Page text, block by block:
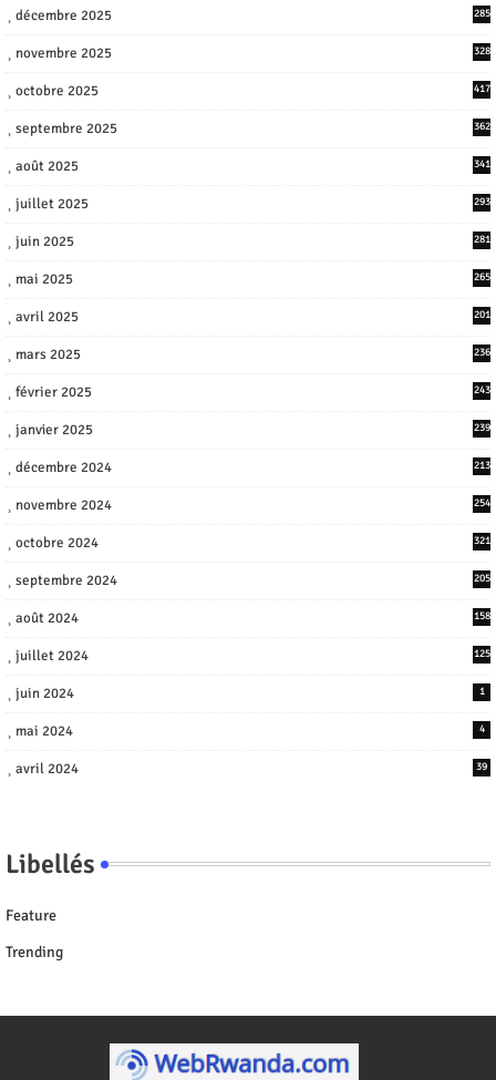
décembre 2025 285
novembre 2025 328
octobre 2025 417
septembre 2025 362
août 2025 341
juillet 2025 293
juin 2025 281
mai 2025 265
avril 2025 201
mars 2025 236
février 2025 243
janvier 2025 239
décembre 2024 213
novembre 2024 254
octobre 2024 321
septembre 2024 205
août 2024 158
juillet 2024 125
juin 2024 1
mai 2024 4
avril 2024 39
Libellés
Feature
Trending